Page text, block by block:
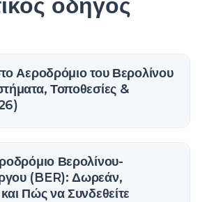
Αεροδρόμιο του Βερολίνου
Τοποθεσίες &
Βερολίνου-
(BER): Δωρεάν,
Πώς να Συνδεθείτε